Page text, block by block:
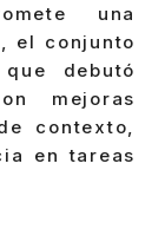
una
, el conjunto
debutó
mejoras
contexto,
en tareas